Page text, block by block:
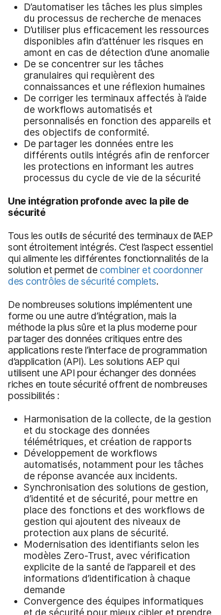
D’automatiser les tâches les plus simples
du processus de recherche de menaces
D’utiliser plus efficacement les ressources
disponibles afin d’atténuer les risques en
amont en cas de détection d’une anomalie
De se concentrer sur les tâches
granulaires qui requièrent des
connaissances et une réflexion humaines
De corriger les terminaux affectés à l’aide
de workflows automatisés et
personnalisés en fonction des appareils et
des objectifs de conformité.
De partager les données entre les
différents outils intégrés afin de renforcer
les protections en informant les autres
processus du cycle de vie de la sécurité
Une intégration profonde avec la pile de
sécurité
Tous les outils de sécurité des terminaux de l’AEP
sont étroitement intégrés. C’est l’aspect essentiel
qui alimente les différentes fonctionnalités de la
solution et permet de combiner et coordonner
des contrôles de sécurité complets.
De nombreuses solutions implémentent une
forme ou une autre d’intégration, mais la
méthode la plus sûre et la plus moderne pour
partager des données critiques entre des
applications reste l’interface de programmation
d’application (API). Les solutions AEP qui
utilisent une API pour échanger des données
riches en toute sécurité offrent de nombreuses
possibilités :
Harmonisation de la collecte, de la gestion
et du stockage des données
télémétriques, et création de rapports
Développement de workflows
automatisés, notamment pour les tâches
de réponse avancée aux incidents.
Synchronisation des solutions de gestion,
d’identité et de sécurité, pour mettre en
place des fonctions et des workflows de
gestion qui ajoutent des niveaux de
protection aux plans de sécurité.
Modernisation des identifiants selon les
modèles Zero-Trust, avec vérification
explicite de la santé de l’appareil et des
informations d’identification à chaque
demande
Convergence des équipes informatiques
et de sécurité pour mieux cibler et prendre